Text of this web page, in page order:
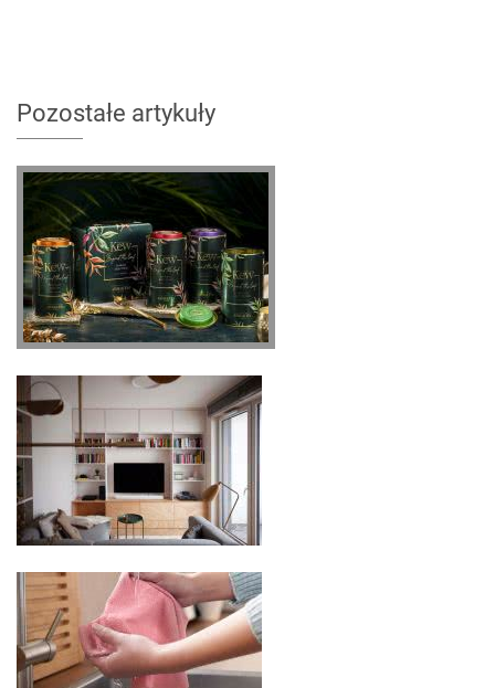
Pozostałe artykuły